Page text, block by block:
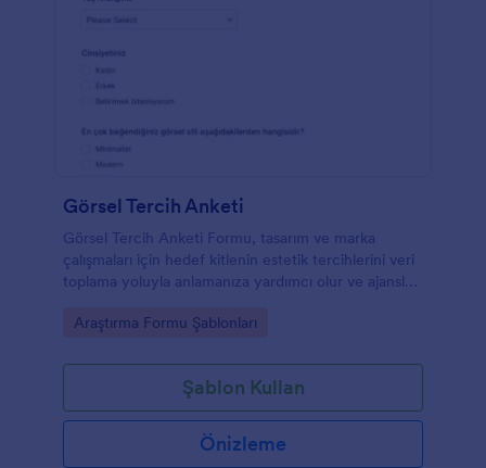
Görsel Tercih Anketi
Görsel Tercih Anketi Formu, tasarım ve marka
çalışmaları için hedef kitlenin estetik tercihlerini veri
toplama yoluyla anlamanıza yardımcı olur ve ajanslar
Go to Category:
Araştırma Formu Şablonları
Şablon Kullan
Önizleme